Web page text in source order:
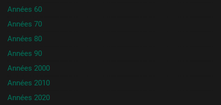
Années 60
Années 70
Années 80
Années 90
Années 2000
Années 2010
Années 2020